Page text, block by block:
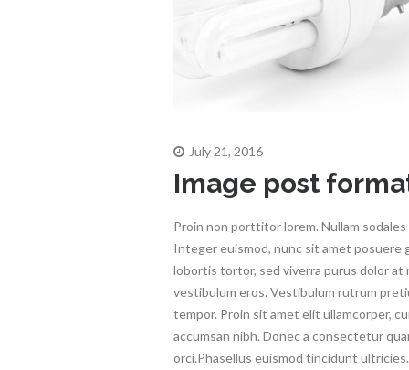
July 21, 2016
Image post
Proin non porttitor lorem. Nullam sodales
Integer euismod, nunc sit amet posuere
lobortis tortor, sed viverra purus dolor at
vestibulum eros. Vestibulum rutrum
tempor. Proin sit amet elit ullamcorper,
accumsan nibh. Donec a consectetur
orci.Phasellus euismod tincidunt